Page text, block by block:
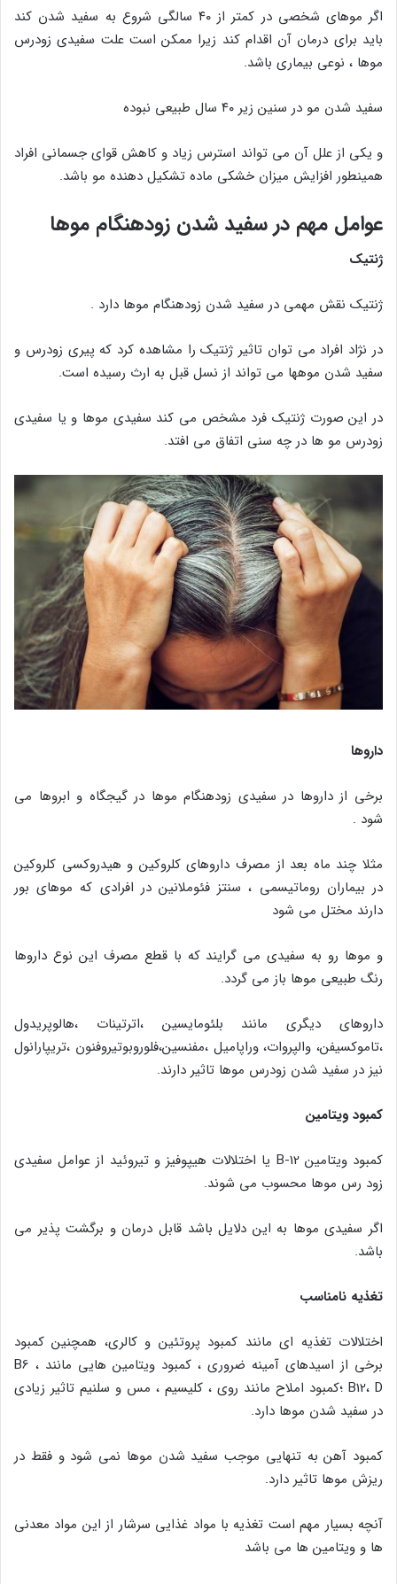
اگر موهای شخصی در کمتر از ۴۰ سالگی شروع به سفید شدن کند
باید برای درمان آن اقدام کند زیرا ممکن است علت سفیدی زودرس
موها ، نوعی بیماری باشد.
سفید شدن مو در سنین زیر ۴۰ سال طبیعی نبوده
و یکی از علل آن می تواند استرس زیاد و کاهش قوای جسمانی افراد
همینطور افزایش میزان خشکی ماده تشکیل دهنده مو باشد.
عوامل مهم در سفید شدن زودهنگام موها
ژنتیک
ژنتیک نقش مهمی در سفید شدن زودهنگام موها دارد .
در نژاد افراد می توان تاثیر ژنتیک را مشاهده کرد که پیری زودرس و
سفید شدن موهها می تواند از نسل قبل به ارث رسیده است.
در این صورت ژنتیک فرد مشخص می کند سفیدی موها و یا سفیدی
زودرس مو ها در چه سنی اتفاق می افتد.
داروها
برخی از داروها در سفیدی زودهنگام موها در گیجگاه و ابروها می
شود .
مثلا چند ماه بعد از مصرف داروهای کلروکین و هیدروکسی کلروکین
در بیماران روماتیسمی ، سنتز فئوملانین در افرادی که موهای بور
دارند مختل می شود
و موها رو به سفیدی می گرایند که با قطع مصرف این نوع داروها
رنگ طبیعی موها باز می گردد.
داروهای دیگری مانند بلئومایسین ،اترتینات ،هالوپریدول
،تاموکسیفن، والپروات، وراپامیل ،مفنسین،فلوروبوتیروفنون ،تریپارانول
نیز در سفید شدن زودرس موها تاثیر دارند.
کمبود ویتامین
کمبود ویتامین B-12 یا اختلالات هیپوفیز و تیروئید از عوامل سفیدی
زود رس موها محسوب می شوند.
اگر سفیدی موها به این دلایل باشد قابل درمان و برگشت پذیر می
باشد.
تغذیه نامناسب
اختلالات تغذیه ای مانند کمبود پروتئین و کالری، همچنین کمبود
برخی از اسیدهای آمینه ضروری ، کمبود ویتامین هایی مانند B6 ،
B12، D ؛کمبود املاح مانند روی ، کلیسیم ، مس و سلنیم تاثیر زیادی
در سفید شدن موها دارد.
کمبود آهن به تنهایی موجب سفید شدن موها نمی شود و فقط در
ریزش موها تاثیر دارد.
آنچه بسیار مهم است تغذیه با مواد غذایی سرشار از این مواد معدنی
ها و ویتامین ها می باشد